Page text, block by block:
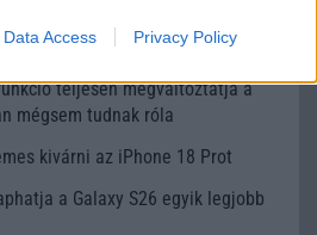
Data Access Privacy Policy
a mindennapokat
teljesen megváltoztatja a
mégsem tudnak róla
kivárni az iPhone 18 Prot
a Galaxy S26 egyik legjobb